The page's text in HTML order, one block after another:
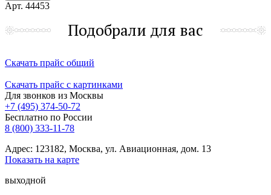
Арт. 44453
Подобрали для вас
Скачать прайс общий
Скачать прайс с картинками
Для звонков из Москвы
+7 (495) 374-50-72
Бесплатно по России
8 (800) 333-11-78
Адрес: 123182, Москва, ул. Авиационная, дом. 13
Показать на карте
выходной